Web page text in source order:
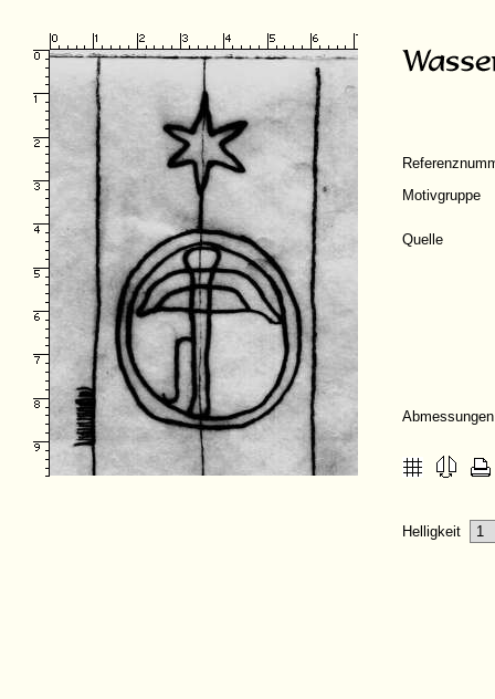
Motivgruppe
Quelle
Abmessungen
Helligkeit